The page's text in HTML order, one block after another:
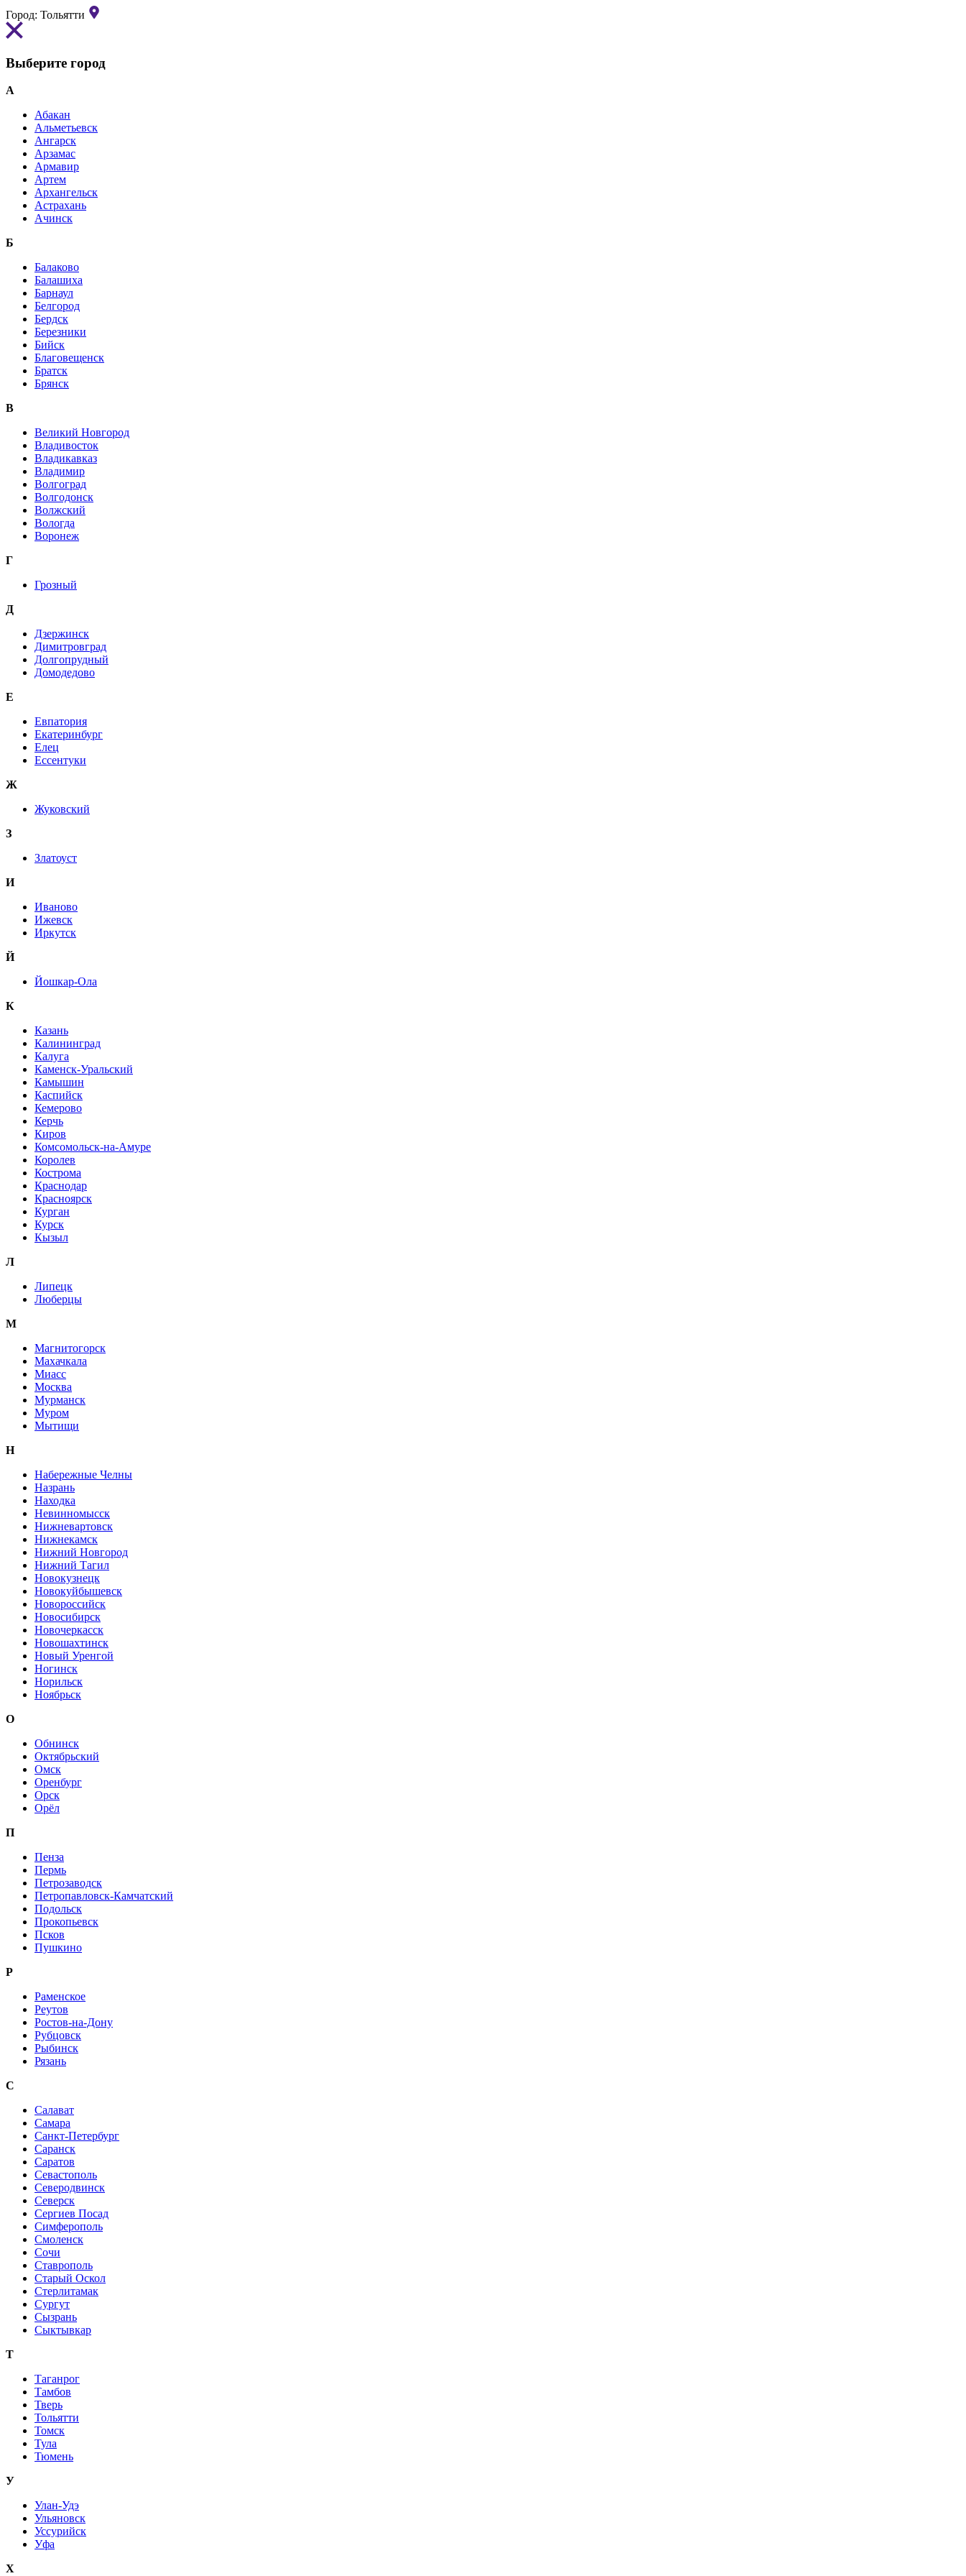
Город: Тольятти
Выберите город
А
Абакан
Альметьевск
Ангарск
Арзамас
Армавир
Артем
Архангельск
Астрахань
Ачинск
Б
Балаково
Балашиха
Барнаул
Белгород
Бердск
Березники
Бийск
Благовещенск
Братск
Брянск
В
Великий Новгород
Владивосток
Владикавказ
Владимир
Волгоград
Волгодонск
Волжский
Вологда
Воронеж
Г
Грозный
Д
Дзержинск
Димитровград
Долгопрудный
Домодедово
Е
Евпатория
Екатеринбург
Елец
Ессентуки
Ж
Жуковский
З
Златоуст
И
Иваново
Ижевск
Иркутск
Й
Йошкар-Ола
К
Казань
Калининград
Калуга
Каменск-Уральский
Камышин
Каспийск
Кемерово
Керчь
Киров
Комсомольск-на-Амуре
Королев
Кострома
Краснодар
Красноярск
Курган
Курск
Кызыл
Л
Липецк
Люберцы
М
Магнитогорск
Махачкала
Миасс
Москва
Мурманск
Муром
Мытищи
Н
Набережные Челны
Назрань
Находка
Невинномысск
Нижневартовск
Нижнекамск
Нижний Новгород
Нижний Тагил
Новокузнецк
Новокуйбышевск
Новороссийск
Новосибирск
Новочеркасск
Новошахтинск
Новый Уренгой
Ногинск
Норильск
Ноябрьск
О
Обнинск
Октябрьский
Омск
Оренбург
Орск
Орёл
П
Пенза
Пермь
Петрозаводск
Петропавловск-Камчатский
Подольск
Прокопьевск
Псков
Пушкино
Р
Раменское
Реутов
Ростов-на-Дону
Рубцовск
Рыбинск
Рязань
С
Салават
Самара
Санкт-Петербург
Саранск
Саратов
Севастополь
Северодвинск
Северск
Сергиев Посад
Симферополь
Смоленск
Сочи
Ставрополь
Старый Оскол
Стерлитамак
Сургут
Сызрань
Сыктывкар
Т
Таганрог
Тамбов
Тверь
Тольятти
Томск
Тула
Тюмень
У
Улан-Удэ
Ульяновск
Уссурийск
Уфа
Х